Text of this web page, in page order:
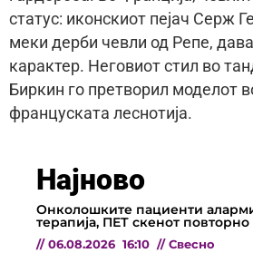
статус: иконскиот пејач Серж
меки дерби чевли од Репе,
карактер. Неговиот стил во
Биркин го претворил моделот
француската леснотија.
Најново
Онколошките пациенти
терапија, ПЕТ скенот
// 06.08.2026 16:10 // Свесно